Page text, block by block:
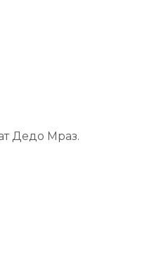
Дедо Мраз.